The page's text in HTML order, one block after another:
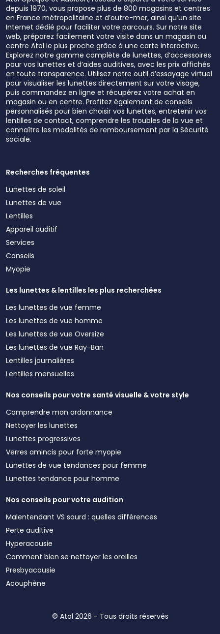
depuis 1970, vous propose plus de 800 magasins et centres
en France métropolitaine et d’outre-mer, ainsi qu’un site
Internet dédié pour faciliter votre parcours. Sur notre site
web, préparez facilement votre visite dans un magasin ou
centre Atol le plus proche grâce à une carte interactive.
Explorez notre gamme complète de lunettes, d’accessoires
pour vos lunettes et d’aides auditives, avec les prix affichés
en toute transparence. Utilisez notre outil d’essayage virtuel
pour visualiser les lunettes directement sur votre visage,
puis commandez en ligne et récupérez votre achat en
magasin ou en centre. Profitez également de conseils
personnalisés pour bien choisir vos lunettes, entretenir vos
lentilles de contact, comprendre les troubles de la vue et
connaître les modalités de remboursement par la Sécurité
sociale.
Recherches fréquentes
Lunettes de soleil
Lunettes de vue
Lentilles
Appareil auditif
Services
Conseils
Myopie
Les lunettes & lentilles les plus recherchées
Les lunettes de vue femme
Les lunettes de vue homme
Les lunettes de vue Oversize
Les lunettes de vue Ray-Ban
Lentilles journalières
Lentilles mensuelles
Nos conseils pour votre santé visuelle & votre style
Comprendre mon ordonnance
Nettoyer les lunettes
Lunettes progressives
Verres amincis pour forte myopie
Lunettes de vue tendances pour femme
Lunettes tendance pour homme
Nos conseils pour votre audition
Malentendant VS sourd : quelles différences
Perte auditive
Hyperacousie
Comment bien se nettoyer les oreilles
Presbyacousie
Acouphène
© Atol 2026 - Tous droits réservés